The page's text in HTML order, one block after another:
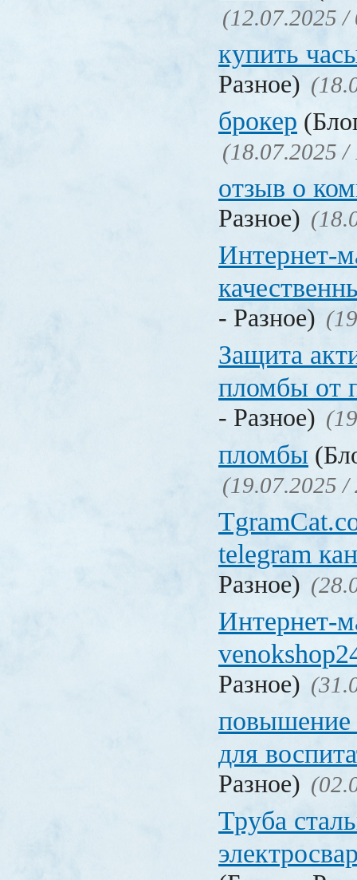
(12.07.2025 /
купить
Разное)
брокер
(18.07.2025 /
отзыв о
Разное)
Интернет-
- Разное)
Защита
пломбы от
- Разное)
пломбы
(19.07.2025 /
telegram
Разное)
Интернет-
Разное)
повышение
для
Разное)
Труба